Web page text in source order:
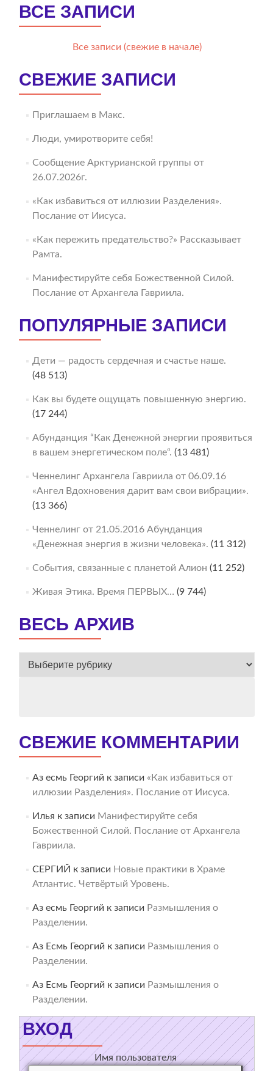
ВСЕ ЗАПИСИ
Все записи (свежие в начале)
СВЕЖИЕ ЗАПИСИ
Приглашаем в Макс.
Люди, умиротворите себя!
Сообщение Арктурианской группы от
26.07.2026г.
«Как избавиться от иллюзии Разделения».
Послание от Иисуса.
«Как пережить предательство?» Рассказывает
Рамта.
Манифестируйте себя Божественной Силой.
Послание от Архангела Гавриила.
ПОПУЛЯРНЫЕ ЗАПИСИ
Дети — радость сердечная и счастье наше.
(48 513)
Как вы будете ощущать повышенную энергию.
(17 244)
Абунданция “Как Денежной энергии проявиться
в вашем энергетическом поле“. (13 481)
Ченнелинг Архангела Гавриила от 06.09.16
«Ангел Вдохновения дарит вам свои вибрации».
(13 366)
Ченнелинг от 21.05.2016 Абунданция
«Денежная энергия в жизни человека». (11 312)
События, связанные с планетой Алион (11 252)
Живая Этика. Время ПЕРВЫХ… (9 744)
ВЕСЬ АРХИВ
ВЕСЬ
СВЕЖИЕ КОММЕНТАРИИ
Аз есмь Георгий к записи «Как избавиться от
иллюзии Разделения». Послание от Иисуса.
Илья к записи Манифестируйте себя
Божественной Силой. Послание от Архангела
Гавриила.
СЕРГИЙ к записи Новые практики в Храме
Атлантис. Четвёртый Уровень.
Аз есмь Георгий к записи Размышления о
Разделении.
Аз Есмь Георгий к записи Размышления о
Разделении.
Аз Есмь Георгий к записи Размышления о
Разделении.
ВХОД
Имя пользователя